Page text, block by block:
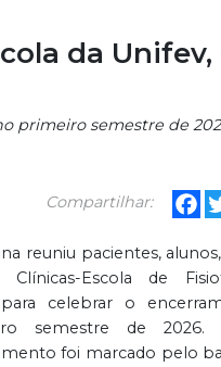
da Unifev,
primeiro semestre de
Compartilhar:
reuniu pacientes,
Escola de
celebrar o
semestre de 2026.
foi marcado pelo